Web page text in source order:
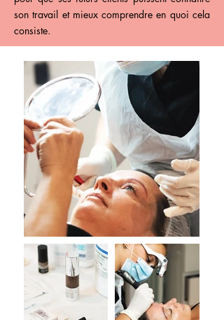
son travail et mieux comprendre en quoi cela
consiste.